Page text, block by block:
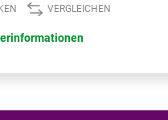
VERGLEICHEN